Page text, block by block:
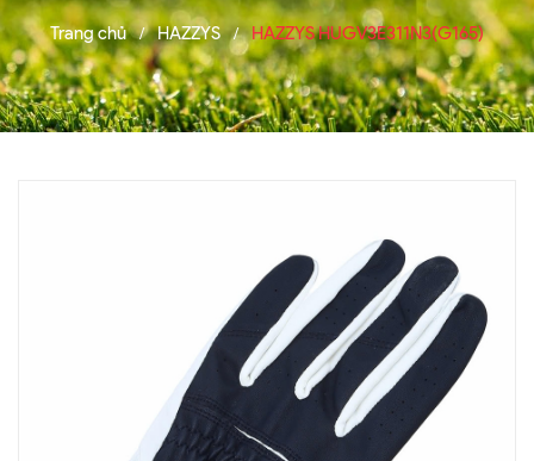
Trang chủ / HAZZYS / HAZZYS HUGV3E311N3(G165)